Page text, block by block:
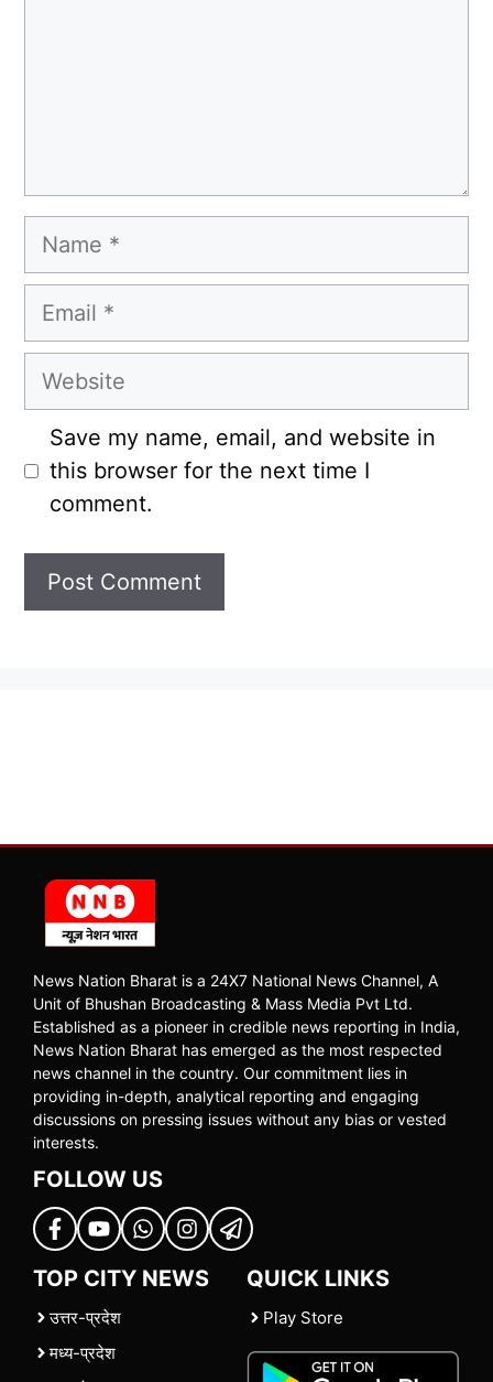
Name
Email
Website
Save my name, email, and website in
this browser for the next time I
comment.
News Nation Bharat is a 24X7 National News Channel, A
Unit of Bhushan Broadcasting & Mass Media Pvt Ltd.
Established as a pioneer in credible news reporting in India,
News Nation Bharat has emerged as the most respected
news channel in the country. Our commitment lies in
providing in-depth, analytical reporting and engaging
discussions on pressing issues without any bias or vested
interests.
FOLLOW US
TOP CITY NEWS
उत्तर-प्रदेश
मध्य-प्रदेश
QUICK LINKS
Play Store